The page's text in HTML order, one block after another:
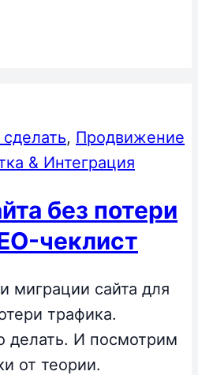
, Продвижение
& Интеграция
без потери
чеклист
миграции сайта для
трафика.
делать. И посмотрим
от теории.